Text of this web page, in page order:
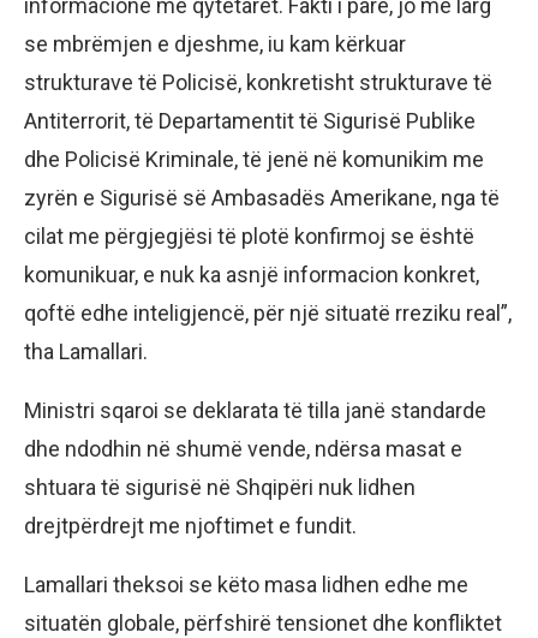
informacione me qytetarët. Fakti i parë, jo më larg
se mbrëmjen e djeshme, iu kam kërkuar
strukturave të Policisë, konkretisht strukturave të
Antiterrorit, të Departamentit të Sigurisë Publike
dhe Policisë Kriminale, të jenë në komunikim me
zyrën e Sigurisë së Ambasadës Amerikane, nga të
cilat me përgjegjësi të plotë konfirmoj se është
komunikuar, e nuk ka asnjë informacion konkret,
qoftë edhe inteligjencë, për një situatë rreziku real”,
tha Lamallari.
Ministri sqaroi se deklarata të tilla janë standarde
dhe ndodhin në shumë vende, ndërsa masat e
shtuara të sigurisë në Shqipëri nuk lidhen
drejtpërdrejt me njoftimet e fundit.
Lamallari theksoi se këto masa lidhen edhe me
situatën globale, përfshirë tensionet dhe konfliktet